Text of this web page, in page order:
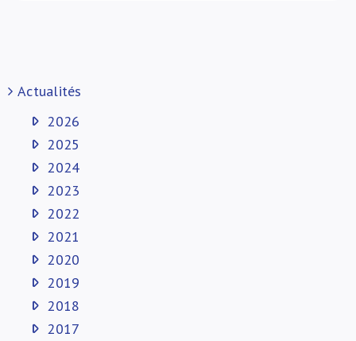
Actualités
2026
2025
2024
2023
2022
2021
2020
2019
2018
2017